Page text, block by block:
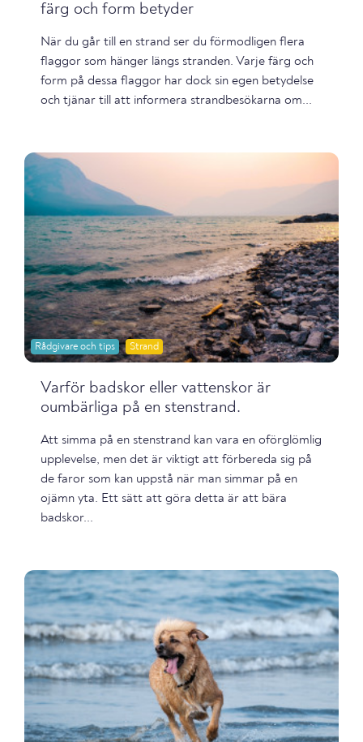
färg och form betyder
När du går till en strand ser du förmodligen flera
flaggor som hänger längs stranden. Varje färg och
form på dessa flaggor har dock sin egen betydelse
och tjänar till att informera strandbesökarna om...
Rådgivare och tips Strand
Varför badskor eller vattenskor är
oumbärliga på en stenstrand.
Att simma på en stenstrand kan vara en oförglömlig
upplevelse, men det är viktigt att förbereda sig på
de faror som kan uppstå när man simmar på en
ojämn yta. Ett sätt att göra detta är att bära
badskor...